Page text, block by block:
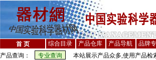
首 页 综合目录 产品仓库 产品导航
品牌
产品查询：
本站展示产品众多,使用产品检